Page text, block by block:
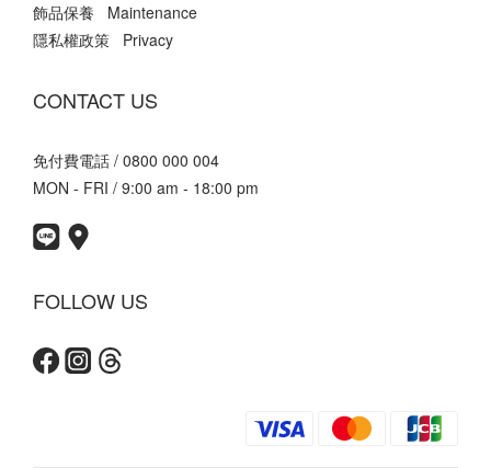
飾品保養 Maintenance
隱私權政策 Privacy
CONTACT US
免付費電話 / 0800 000 004
MON - FRI / 9:00 am - 18:00 pm
FOLLOW US